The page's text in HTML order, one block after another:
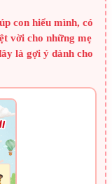
con hiểu mình, có
vời cho những mẹ
là gợi ý dành cho